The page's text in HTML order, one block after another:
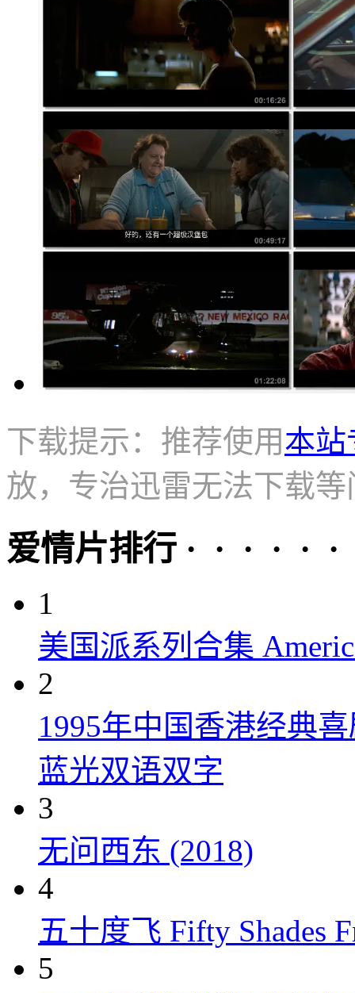
下载提示：推荐使用本站
放，专治迅雷无法下载等
爱情片排行 · · · · · ·
1
美国派系列合集
2
1995年中国香港经典
蓝光双语双字
3
无问西东 (2018)
4
五十度飞 Fifty Shades
5